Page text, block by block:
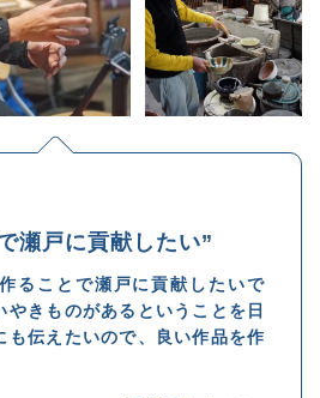
瀬戸に貢献したい”
ることで瀬戸に貢献したいで
きものがあるということを日
も伝えたいので、良い作品を作